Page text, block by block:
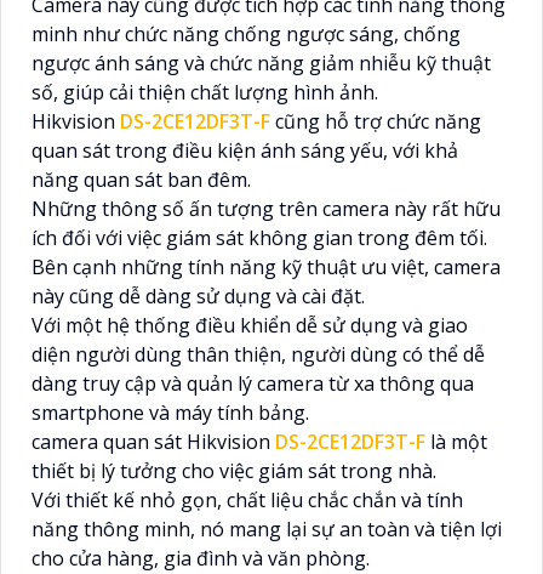
Camera này cũng được tích hợp các tính năng thông
minh như chức năng chống ngược sáng, chống
ngược ánh sáng và chức năng giảm nhiễu kỹ thuật
số, giúp cải thiện chất lượng hình ảnh.
Hikvision DS-2CE12DF3T-Fcũng hỗ trợ chức năng
quan sát trong điều kiện ánh sáng yếu, với khả
năng quan sát ban đêm.
Những thông số ấn tượng trên camera này rất hữu
ích đối với việc giám sát không gian trong đêm tối.
Bên cạnh những tính năng kỹ thuật ưu việt, camera
này cũng dễ dàng sử dụng và cài đặt.
Với một hệ thống điều khiển dễ sử dụng và giao
diện người dùng thân thiện, người dùng có thể dễ
dàng truy cập và quản lý camera từ xa thông qua
smartphone và máy tính bảng.
camera quan sát Hikvision DS-2CE12DF3T-F là một
thiết bị lý tưởng cho việc giám sát trong nhà.
Với thiết kế nhỏ gọn, chất liệu chắc chắn và tính
năng thông minh, nó mang lại sự an toàn và tiện lợi
cho cửa hàng, gia đình và văn phòng.